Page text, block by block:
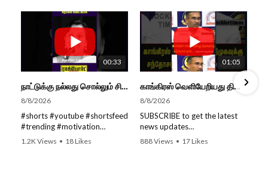
00:33
நாட்டுக்கு நல்லது சொல்லும் சிறப்பான மேடைப்பேச்சு... #shorts #subscribe #video
8/8/2026
#shorts #youtube #shortsfeed
#trending #motivation
#nowtrending #subscribe
1.2K Views • 18 Likes
01:05
காங்கிரஸ் வெளியேறியது திமுகவுக்கு சந்தோசம் தான்... - அமைச்சர் அருண்ராஜ்
8/8/2026
SUBSCRIBE to get the latest
news updates
ROCKFORT TIMES for NEW
888 Views • 17 Likes